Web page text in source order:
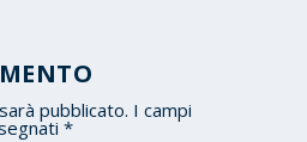
pubblicato. I campi
*